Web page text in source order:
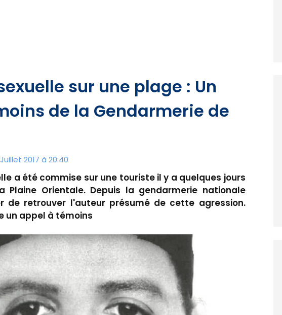
sur une plage : Un
de la Gendarmerie de
2017 à 20:40
a été commise sur une touriste il y a quelques jours
Plaine Orientale. Depuis la gendarmerie nationale
de retrouver l'auteur présumé de cette agression.
un appel à témoins